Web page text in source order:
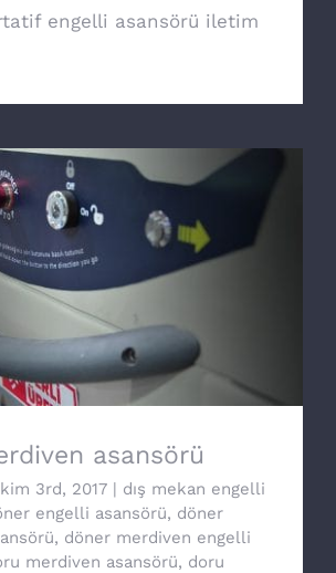
engelli asansörü iletim
merdiven asansörü
asansörü
3rd, 2017 | dış mekan engelli
engelli asansörü, döner
, döner merdiven engelli
merdiven asansörü, doru